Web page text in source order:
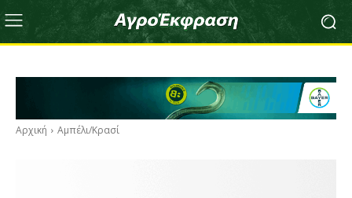
Αρχική Αμπέλι/Κρασί